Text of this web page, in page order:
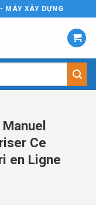
MÁY XÂY DỰNG
Ce
en Ligne